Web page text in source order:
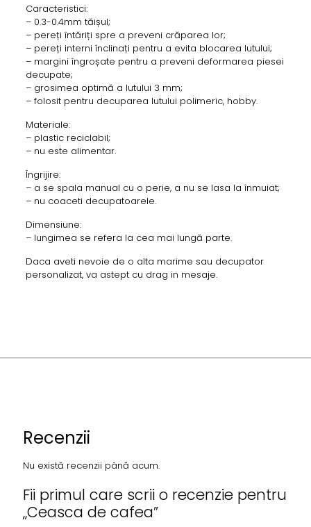
Caracteristici:
– 0.3-0.4mm tăișul;
– pereți întăriți spre a preveni crăparea lor;
– pereți interni înclinați pentru a evita blocarea lutului;
– margini îngroșate pentru a preveni deformarea piesei
decupate;
– grosimea optimă a lutului 3 mm;
– folosit pentru decuparea lutului polimeric, hobby.
Materiale:
– plastic reciclabil;
– nu este alimentar.
Îngrijire:
– a se spala manual cu o perie, a nu se lasa la înmuiat;
– nu coaceti decupatoarele.
Dimensiune:
– lungimea se refera la cea mai lungă parte.
Daca aveti nevoie de o alta marime sau decupator
personalizat, va astept cu drag in mesaje.
Recenzii
Nu există recenzii până acum.
Fii primul care scrii o recenzie pentru
„Ceasca de cafea”